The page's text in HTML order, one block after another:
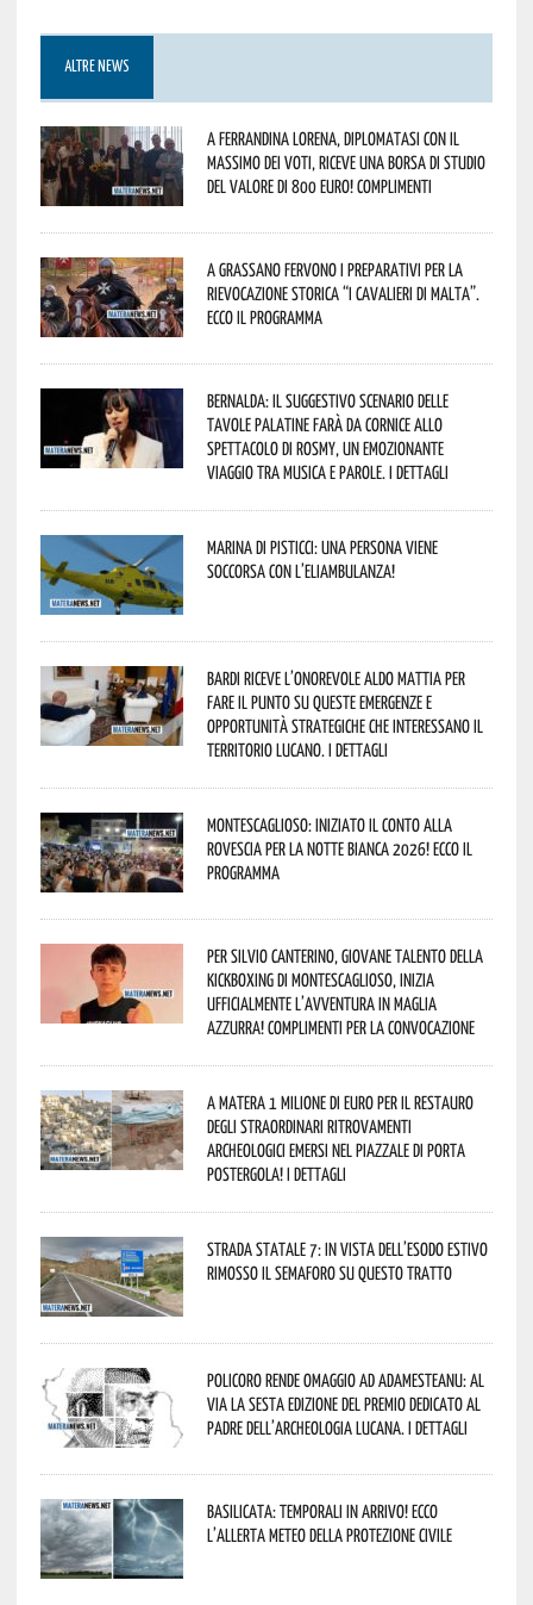
ALTRE NEWS
A Ferrandina Lorena, diplomatasi con il
massimo dei voti, riceve una borsa di studio
del valore di 800 euro! Complimenti
A Grassano fervono i preparativi per la
Rievocazione Storica “I CAVALIERI DI MALTA”.
Ecco il programma
Bernalda: il suggestivo scenario delle
Tavole Palatine farà da cornice allo
spettacolo di Rosmy, un emozionante
viaggio tra musica e parole. I dettagli
Marina di Pisticci: una persona viene
soccorsa con l’eliambulanza!
Bardi riceve l’onorevole Aldo Mattia per
fare il punto su queste emergenze e
opportunità strategiche che interessano il
territorio lucano. I dettagli
Montescaglioso: iniziato il conto alla
rovescia per la Notte Bianca 2026! Ecco il
programma
Per Silvio Canterino, giovane talento della
kickboxing di Montescaglioso, inizia
ufficialmente l’avventura in maglia
azzurra! Complimenti per la convocazione
A Matera 1 milione di euro per il restauro
degli straordinari ritrovamenti
archeologici emersi nel piazzale di Porta
Postergola! I dettagli
Strada statale 7: in vista dell’esodo estivo
rimosso il semaforo su questo tratto
Policoro rende omaggio ad Adamesteanu: al
via la sesta edizione del Premio dedicato al
padre dell’archeologia lucana. I dettagli
Basilicata: temporali in arrivo! Ecco
l’allerta meteo della Protezione civile